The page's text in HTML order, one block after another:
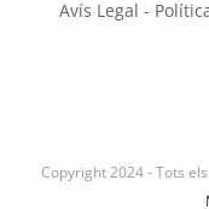
Avís Legal -
Copyright 2024 - Tots